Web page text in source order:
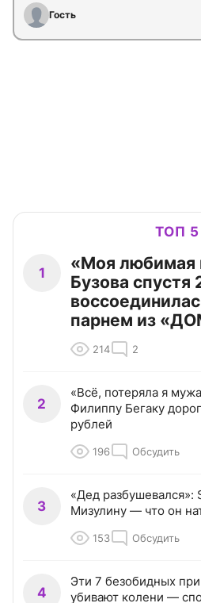
Гость
ТОП 5
1
«Моя любимая
Бузова спустя
парнем из
214 2
2
«Всё, потеряла я
Филиппу Бегаку
рублей
196 Обсудить
3
«Дед разбушевался»:
Мизулину — что он
153 Обсудить
4
Эти 7 безобидных
убивают колени —